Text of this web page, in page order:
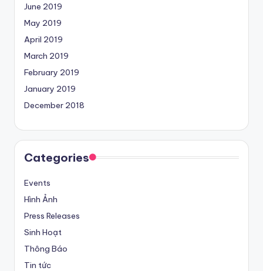
June 2019
May 2019
April 2019
March 2019
February 2019
January 2019
December 2018
Categories
Events
Hình Ảnh
Press Releases
Sinh Hoạt
Thông Báo
Tin tức